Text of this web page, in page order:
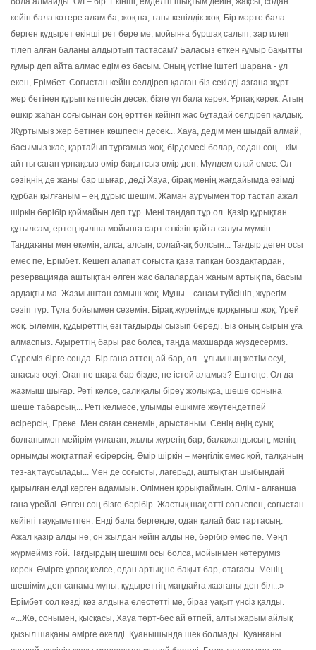
кейін бала көтере алам ба, жоқ па, тағы кепілдік жоқ. Бір мәрте бала
берген құдырет екінші рет бере ме, мойынға бұршақ салып, зар илеп
тілеп алған баланы алдыртып тастасам? Баласыз өткен ғұмыр бақытты
ғұмыр деп айта алмас едім өз басым. Оның үстіне іштегі шарана - ұл
екен, Ерімбет. Соғыстан кейін селдіреп қалған біз секілді азғана жұрт
жер бетінен құрып кетпесін десек, бізге ұл бала керек. Ұрпақ керек. Атың
өшкір жаһан соғысынан соң өрттен кейінгі жас бұтадай селдіреп қалдық.
Жұртымыз жер бетінен көшпесін десек... Хауа, дедім мен шыдай алмай,
басымыз жас, қартайып тұрғамыз жоқ, бірдемесі болар, содан соң... кім
айтты саған ұрпақсыз өмір бақытсыз өмір деп. Мүлдем олай емес. Ол
сөзіңнің де жаны бар шығар, деді Хауа, бірақ менің жағдайымда өзімді
құрбан қылғаным – ең дұрыс шешім. Жаман ауруымен тор тастап ажал
шіркін бәрібір қоймайын деп тұр. Мені таңдап тұр ол. Қазір құрықтан
құтылсам, ертең қылша мойынға сарт еткізіп қайта салуы мүмкін.
Таңдағаны мен екемін, алса, алсын, солай-ақ болсын... Тағдыр деген осы
емес пе, Ерімбет. Кешегі алапат соғыста қаза тапқан боздақтардан,
резервацияда аштықтан өлген жас балалардан жаным артық па, басым
ардақты ма. Жазмыштан озмыш жоқ. Мұны... санам түйсініп, жүрегім
сезіп тұр. Тұла бойыммен сеземін. Бірақ жүрегімде қорқыныш жоқ. Үрей
жоқ. Білемін, құдыреттің өзі тағдырды сызып береді. Біз оның сырын ұға
алмаспыз. Ақыреттің бары рас болса, таңда махшарда жүздесерміз.
Сүреміз бірге сонда. Бір ғана әттең-ай бар, ол - ұлымның жетім өсуі,
анасыз өсуі. Оған не шара бар бізде, не істей аламыз? Ештеңе. Ол да
жазмыш шығар. Реті келсе, салиқалы біреу жолықса, шеше орнына
шеше табарсың... Реті келмесе, ұлымды ешкімге жәутеңдетпей
өсірерсің, Ереке. Мен саған сенемін, арыстаным. Сенің өңің суық
болғанымен мейірім ұялаған, жылы жүрегің бар, балажандысың, менің
орнымды жоқтатпай өсірерсің. Өмір шіркін – мәңгілік емес қой, талқаның
тез-ақ таусылады... Мен де соғысты, лагерьді, аштықтан шыбындай
қырылған елді көрген адаммын. Өлімнен қорықпаймын. Өлім - алғанша
ғана үрейлі. Өлген соң бізге бәрібір. Жастық шақ өтті соғыспен, соғыстан
кейінгі тауқыметпен. Енді бала бергенде, одан қалай бас тартасың.
Ажал қазір алды не, он жылдан кейін алды не, бәрібір емес пе. Мәңгі
жүрмейміз ғой. Тағдырдың шешімі осы болса, мойынмен көтеруіміз
керек. Өмірге ұрпақ келсе, одан артық не бақыт бар, отағасы. Менің
шешімім деп санама мұны, құдыреттің маңдайға жазғаны деп біл...»
Ерімбет сол кезді көз алдына елестетті ме, біраз уақыт үнсіз қалды.
«...Жә, сонымен, қысқасы, Хауа төрт-бес ай өтпей, алты жарым айлық
қызыл шақаны өмірге әкелді. Қуанышында шек болмады. Қуанғаны